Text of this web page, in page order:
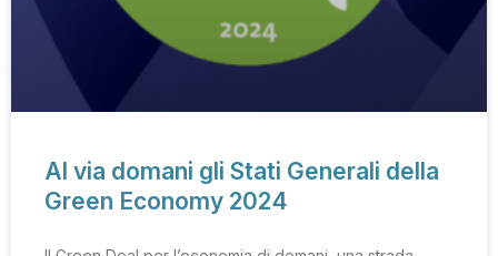
Al via domani gli Stati Generali della
Green Economy 2024